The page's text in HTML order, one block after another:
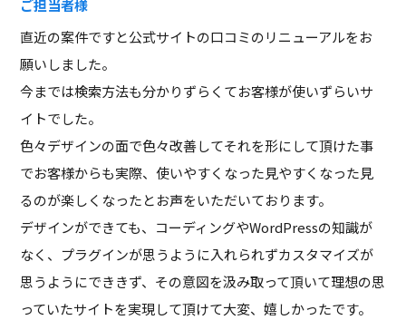
ご担当者様
直近の案件ですと公式サイトの口コミのリニューアルをお
願いしました。
今までは検索方法も分かりずらくてお客様が使いずらいサ
イトでした。
色々デザインの面で色々改善してそれを形にして頂けた事
でお客様からも実際、使いやすくなった見やすくなった見
るのが楽しくなったとお声をいただいております。
デザインができても、コーディングやWordPressの知識が
なく、プラグインが思うように入れられずカスタマイズが
思うようにでききず、その意図を汲み取って頂いて理想の思
っていたサイトを実現して頂けて大変、嬉しかったです。